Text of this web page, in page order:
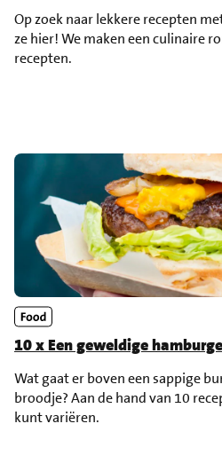
Op zoek naar lekkere recepten
ze hier! We maken een culinaire
recepten.
10 x Een geweldige
Wat gaat er boven een sappige
broodje? Aan de hand van 10
kunt variëren.